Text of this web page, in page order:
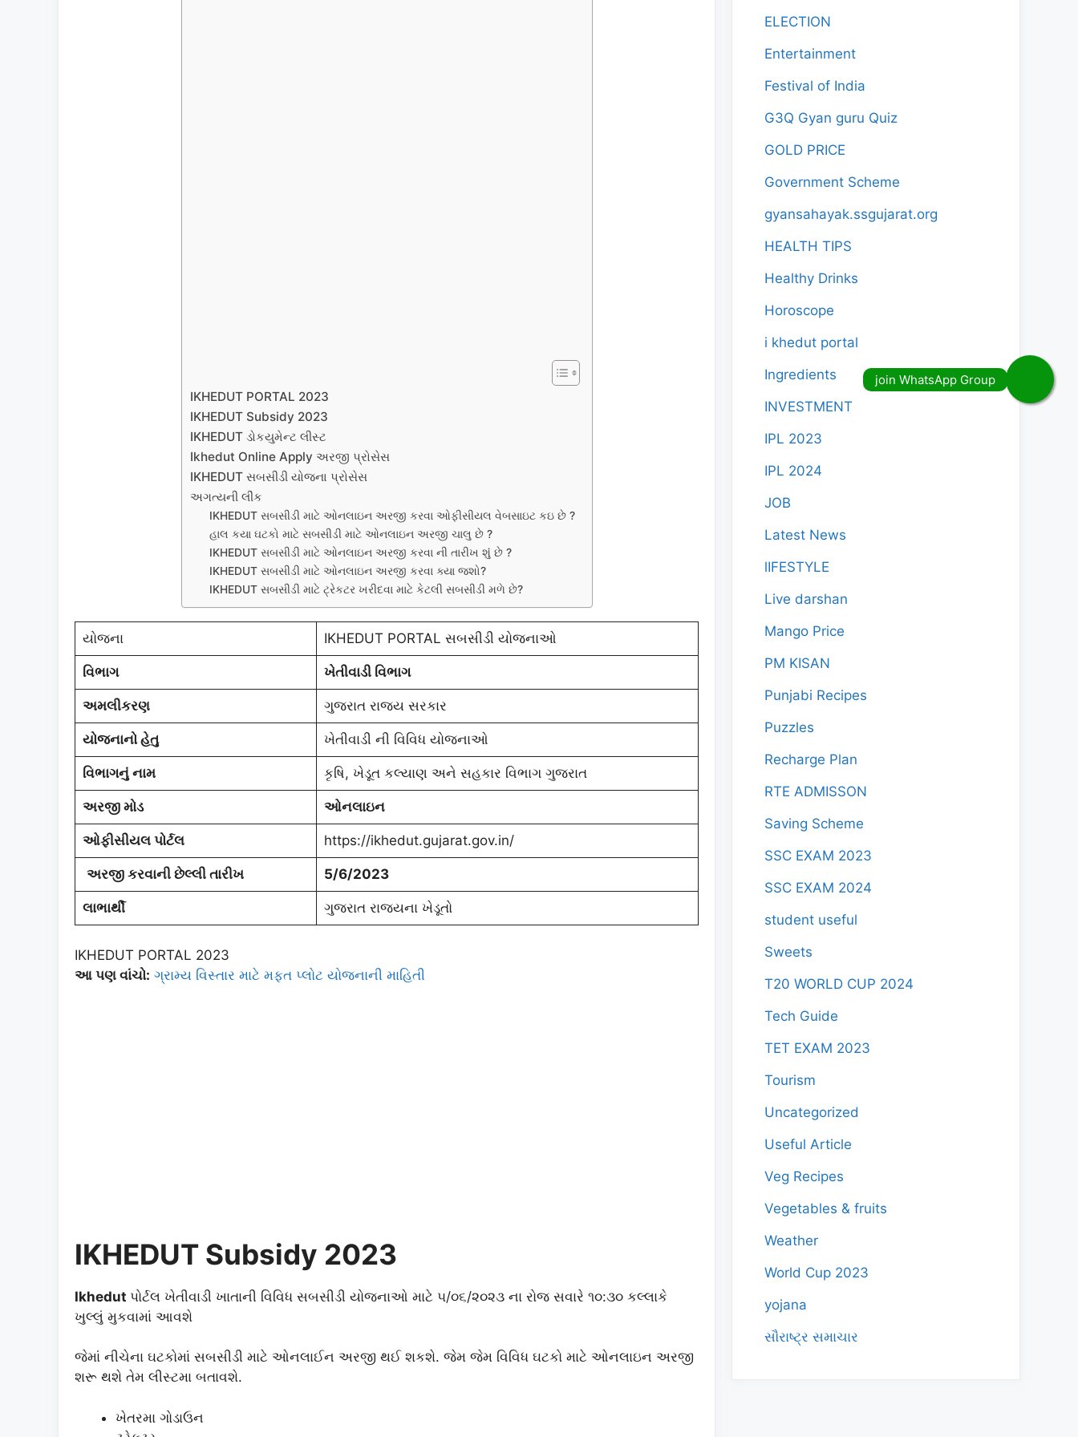
IKHEDUT PORTAL 2023
IKHEDUT Subsidy 2023
IKHEDUT ડોકયુમેન્ટ લીસ્ટ
Ikhedut Online Apply અરજી પ્રોસેસ
IKHEDUT સબસીડી યોજના પ્રોસેસ
અગત્યની લીંક
IKHEDUT સબસીડી માટે ઓનલાઇન અરજી કરવા ઓફીસીયલ વેબસાઇટ કઇ છે ?
હાલ કયા ઘટકો માટે સબસીડી માટે ઓનલાઇન અરજી ચાલુ છે ?
IKHEDUT સબસીડી માટે ઓનલાઇન અરજી કરવા ની તારીખ શુંં છે ?
IKHEDUT સબસીડી માટે ઓનલાઇન અરજી કરવા ક્યા જશો?
IKHEDUT સબસીડી માટે ટ્રેકટર ખરીદવા માટે કેટલી સબસીડી મળે છે?
યોજના IKHEDUT PORTAL સબસીડી યોજનાઓ
વિભાગ ખેતીવાડી વિભાગ
અમલીકરણ ગુજરાત રાજ્ય સરકાર
યોજનાનો હેતુ ખેતીવાડી ની વિવિધ યોજનાઓ
વિભાગનું નામ કૃષિ, ખેડૂત કલ્યાણ અને સહકાર વિભાગ ગુજરાત
અરજી મોડ ઓનલાઇન
ઓફીસીયલ પોર્ટલ https://ikhedut.gujarat.gov.in/
અરજી કરવાની છેલ્લી તારીખ 5/6/2023
લાભાર્થી ગુજરાત રાજયના ખેડૂતો
IKHEDUT PORTAL 2023
આ પણ વાંચો: ગ્રામ્ય વિસ્તાર માટે મફત પ્લોટ યોજનાની માહિતી
IKHEDUT Subsidy 2023
Ikhedut પોર્ટલ ખેતીવાડી ખાતાની વિવિધ સબસીડી યોજનાઓ માટે ૫/૦૬/૨૦૨૩ ના રોજ સવારે ૧૦:૩૦ કલ્લાકે
ખુલ્લું મુકવામાં આવશે
જેમાં નીચેના ઘટકોમાં સબસીડી માટે ઓનલાઈન અરજી થઈ શકશે. જેમ જેમ વિવિધ ઘટકો માટે ઓનલાઇન અરજી
શરૂ થશે તેમ લીસ્ટમા બતાવશે.
ખેતરમા ગોડાઉન
ELECTION
Entertainment
Festival of India
G3Q Gyan guru Quiz
GOLD PRICE
Government Scheme
gyansahayak.ssgujarat.org
HEALTH TIPS
Healthy Drinks
Horoscope
i khedut portal
Ingredients
INVESTMENT
IPL 2023
IPL 2024
JOB
Latest News
lIFESTYLE
Live darshan
Mango Price
PM KISAN
Punjabi Recipes
Puzzles
Recharge Plan
RTE ADMISSON
Saving Scheme
SSC EXAM 2023
SSC EXAM 2024
student useful
Sweets
T20 WORLD CUP 2024
Tech Guide
TET EXAM 2023
Tourism
Uncategorized
Useful Article
Veg Recipes
Vegetables & fruits
Weather
World Cup 2023
yojana
સૌરાષ્ટ્ર સમાચાર